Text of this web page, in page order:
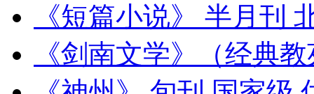
《短篇小说》 半月刊
《剑南文学》（经典